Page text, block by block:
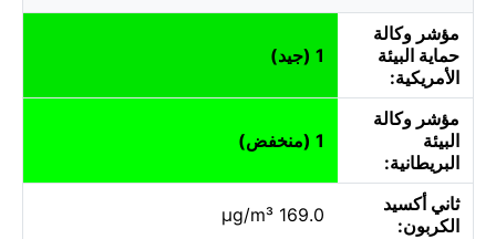
مؤشر وكالة
حماية البيئة
الأمريكية:
1 (جيد)
مؤشر وكالة
البيئة
البريطانية:
1 (منخفض)
ثاني أكسيد
الكربون:
169.0 µg/m³